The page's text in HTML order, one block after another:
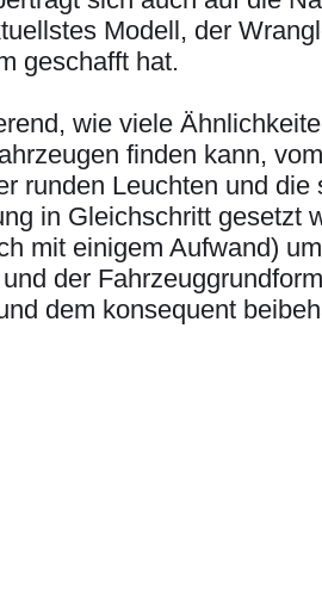
Modell, der
geschafft hat.
wie viele
finden kann,
runden Leuchten und die
in Gleichschritt gesetzt
mit einigem Aufwand)
der
dem konsequent